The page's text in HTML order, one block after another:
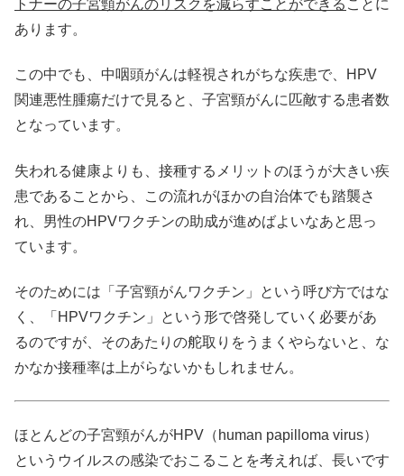
トナーの子宮頸がんのリスクを減らすことができる ことに
あります。
この中でも、中咽頭がんは軽視されがちな疾患で、HPV
関連悪性腫瘍だけで見ると、子宮頸がんに匹敵する患者数
となっています。
失われる健康よりも、接種するメリットのほうが大きい疾
患であることから、この流れがほかの自治体でも踏襲さ
れ、男性のHPVワクチンの助成が進めばよいなあと思っ
ています。
そのためには「子宮頸がんワクチン」という呼び方ではな
く、「HPVワクチン」という形で啓発していく必要があ
るのですが、そのあたりの舵取りをうまくやらないと、な
かなか接種率は上がらないかもしれません。
ほとんどの子宮頸がんがHPV（human papilloma virus）
というウイルスの感染でおこることを考えれば、長いです